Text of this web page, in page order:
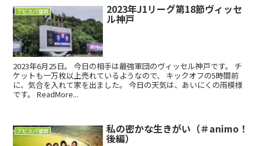
アビスパ福岡 2023年J1リーグ第18節ヴィッセ
ル神戸
2023年6月25日。 今日の相手は最強軍団のヴィッセル神戸です。 チ
ケットも一万枚以上売れているようなので、 キックオフの5時間前
に、気合を入れて家を出ました。 今日の天気は、あいにくの雨模様
です。 ReadMore...
アビスパ福岡 私の密かな生きがい（＃animo！
後編）